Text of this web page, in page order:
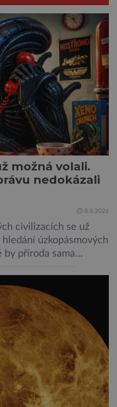
možná volali.
nedokázali
8.8.2026
civilizacích se už
úzkopásmových
by příroda sama
se totiž signál může
algoritmy vyhodnotí
to samozřejmě